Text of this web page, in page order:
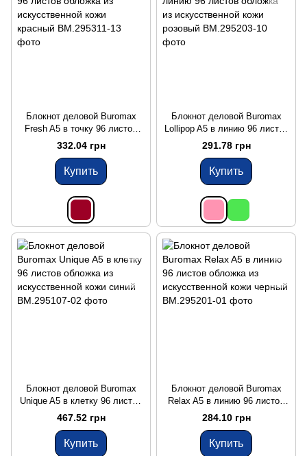
Блокнот деловой Buromax
Fresh A5 в точку 96 листов
обложка из искусственной
кожи красный
332.04 грн
Купить
Блокнот деловой Buromax
Lollipop A5 в линию 96 листов
обложка из искусственной
кожи розовый
291.78 грн
Купить
Блокнот деловой Buromax
Unique A5 в клетку 96 листов
обложка из искусственной
кожи синий
467.52 грн
Купить
Блокнот деловой Buromax
Relax A5 в линию 96 листов
обложка из искусственной
кожи черный
284.10 грн
Купить